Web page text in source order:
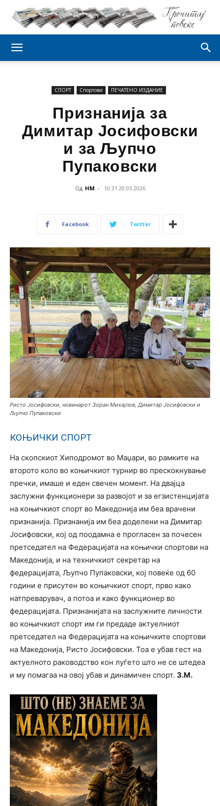
СПОРТ Спортови ПЕЧАТЕНО ИЗДАНИЕ
Признанија за
Димитар Јосифовски
и за Љупчо
Пупаковски
Од НМ - 10:31 20.05.2026
Facebook Twitter
Ристо Јосифовски, новинарот Зоран Михајлов, Димитар Јосифовски и
Љупчо Пупаковски
КОЊИЧКИ СПОРТ
На скопскиот Хиподромот во Маџари, во рамките на
второто коло во коњичкиот турнир во прескокнување
пречки, имаше и еден свечен момент. На двајца
заслужни функционери за развојот и за егзистенцијата
на коњичкиот спорт во Македонија им беа врачени
признанија. Признанија им беа доделени на Димитар
Јосифовски, кој од поодамна е прогласен за почесен
претседател на Федерацијата на коњички спортови на
Македонија, и на техничкиот секретар на
федерацијата, Љупчо Пупаковски, кој повеќе од 60
години е присутен во коњичкиот спорт, прво како
натпреварувач, а потоа и како функционер во
федерацијата. Признанијата на заслужните личности
во коњичкиот спорт им ги предаде актуелниот
претседател на Федерацијата на коњичките спортови
на Македонија, Ристо Јосифовски. Тоа е убав гест на
актуелното раководство кон луѓето што не се штедеа
и му помагаа на овој убав и динамичен спорт. З.М.